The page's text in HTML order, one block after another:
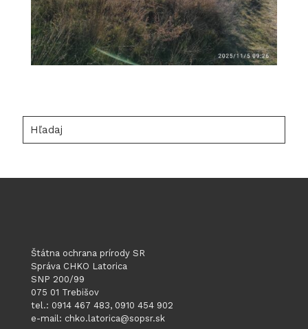
Štátna ochrana prírody SR
Správa CHKO Latorica
SNP 200/99
075 01 Trebišov
tel.: 0914 467 483, 0910 454 902
e-mail: chko.latorica@sopsr.sk